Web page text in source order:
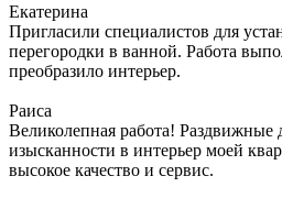
Екатерина
Пригласили специалистов для
перегородки в ванной. Работа
преобразило интерьер.
Раиса
Великолепная работа! Раздвижные
изысканности в интерьер моей
высокое качество и сервис.